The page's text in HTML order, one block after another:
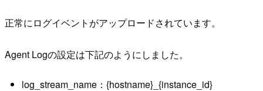
正常にログイベントがアップロードされています。
Agent Logの設定は下記のようにしました。
log_stream_name：{hostname}_{instance_id}